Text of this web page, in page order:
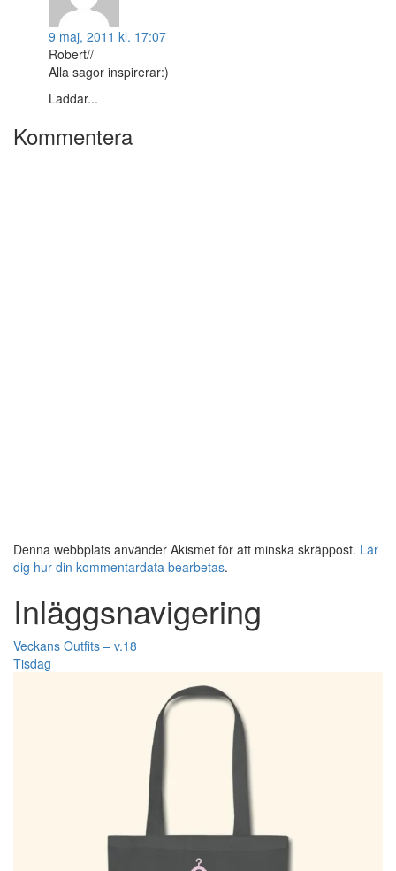
9 maj, 2011 kl. 17:07
Robert//
Alla sagor inspirerar:)
Laddar...
Kommentera
Denna webbplats använder Akismet för att minska skräppost. Lär
dig hur din kommentardata bearbetas.
Inläggsnavigering
Veckans Outfits – v.18
Tisdag